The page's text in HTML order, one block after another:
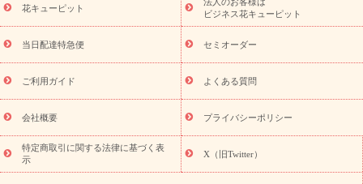
特集
お盆 花（新盆・初盆） 季節のイベント
お盆 花（新
盆・初盆）
お盆 花（新盆・初盆）
お盆・お供え 花とセットギ
フト
お盆・お供え プリザーブドフラワー
ひまわり ギフト・プ
レゼント特集
夏の花贈り・お中元・暑中見舞い 花のギフト特集
敬老の日におくる花ギフト・プレゼント特集
花ギフト・プレゼント特集
敬老の日 花のおすすめランキング
敬
老の日 花鉢植えのギフト・プレゼント特集
敬老の日 花とセットギ
フト・プレゼント特集
敬老の日の花 全てのギフト一覧
キャン
ペーン
映画『ウォーターガーディアンズ』コラボキャンペーン
「きょう誕生日なんです」キャンペーン
誕生日の花を探す
花キューピット
ビジネス花キューピット
当日配達特急便 セミオーダー
ご利用ガイド よくある質問
会社概要 プライバシーポリシー
特定商取引に関する法律に基づく表
示
X（旧Twitter）